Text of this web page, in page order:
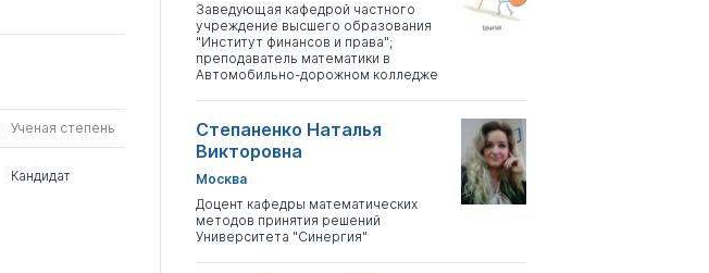
Ученая степень
Кандидат
Заведующая кафедрой частного
учреждение высшего образования
"Институт финансов и права";
преподаватель математики в
Автомобильно-дорожном колледже
Степаненко Наталья
Викторовна
Москва
Доцент кафедры математических
методов принятия решений
Университета "Синергия"